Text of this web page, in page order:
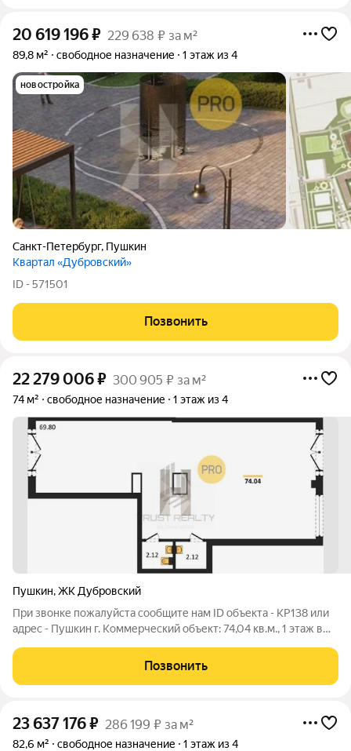
20 619 196₽ 229 638 ₽ за м²
89,8 м² свободное назначение 1 этаж из 4
новостройка
Санкт-Петербург, Пушкин
Квартал «Дубровский»
ID - 571501
Позвонить
22 279 006₽ 300 905 ₽ за м²
74 м² свободное назначение 1 этаж из 4
Пушкин,ЖК Дубровский
При звонке пожалуйста сообщите нам ID объекта - KP138 или
адрес - Пушкин г. Коммерческий объект: 74,04 кв.м., 1 этаж в
Позвонить
23 637 176₽ 286 199 ₽ за м²
82,6 м² свободное назначение 1 этаж из 4